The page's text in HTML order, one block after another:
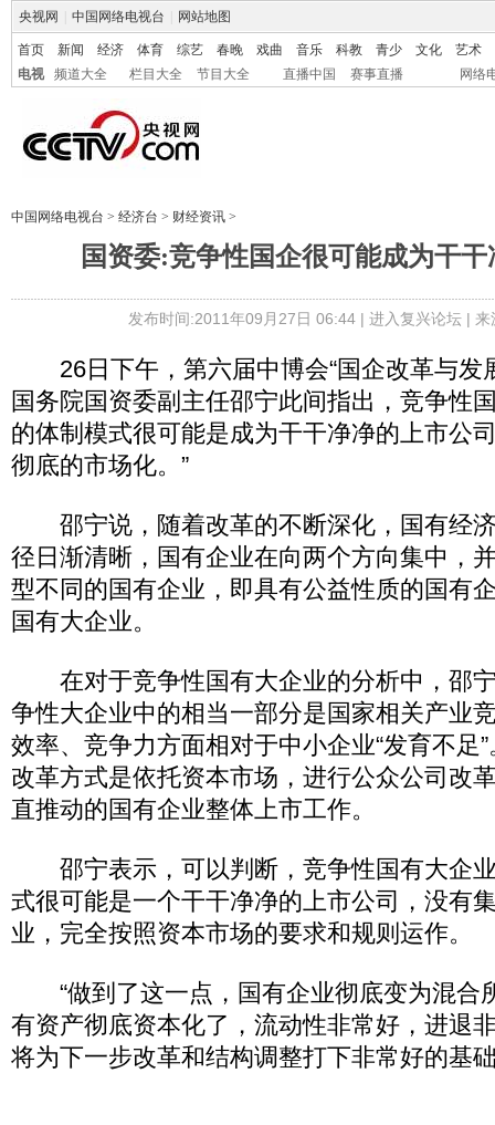
央视网 中国网络电视台 网站地图
首页 新闻 经济 体育 综艺 春晚 戏曲 音乐 科教 青少 文化
艺术
电视
频道大全 栏目大全 节目大全 直播中国 赛事直播 网络
中国网络电视台 > 经济台 > 财经资讯 >
国资委:竞争性国企很可能成为干
发布时间:2011年09月27日 06:44 | 进入复兴论坛| 来
26日下午，第六届中博会“国企改革与发
国务院国资委副主任邵宁此间指出，竞争性
的体制模式很可能是成为干干净净的上市公
彻底的市场化。”
邵宁说，随着改革的不断深化，国有经
径日渐清晰，国有企业在向两个方向集中，
型不同的国有企业，即具有公益性质的国有
国有大企业。
在对于竞争性国有大企业的分析中，邵
争性大企业中的相当一部分是国家相关产业
效率、竞争力方面相对于中小企业“发育不足
改革方式是依托资本市场，进行公众公司改
直推动的国有企业整体上市工作。
邵宁表示，可以判断，竞争性国有大企
式很可能是一个干干净净的上市公司，没有
业，完全按照资本市场的要求和规则运作。
“做到了这一点，国有企业彻底变为混合
有资产彻底资本化了，流动性非常好，进退
将为下一步改革和结构调整打下非常好的基